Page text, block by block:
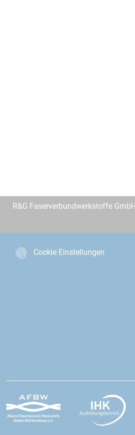
R&G Faserverbundwerkstoffe GmbH
Cookie Einstellungen